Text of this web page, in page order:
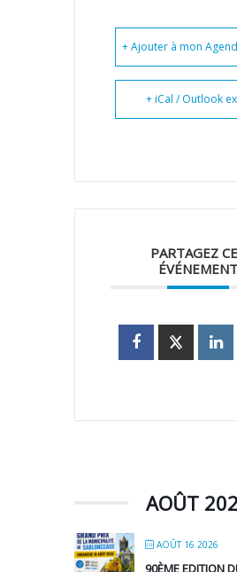
+ Ajouter à mon
+ iCal / Outlook
PARTAGEZ
ÉVÉNEMENT
AOÛT
AOÛT 16 2026
90ÈME EDITION